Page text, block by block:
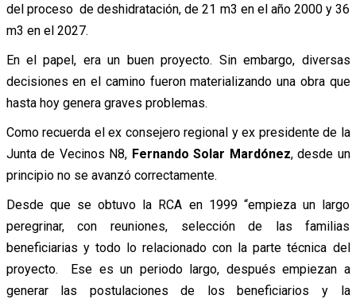
del proceso de deshidratación, de 21 m3 en el año 2000 y 36
m3 en el 2027.
En el papel, era un buen proyecto. Sin embargo, diversas
decisiones en el camino fueron materializando una obra que
hasta hoy genera graves problemas.
Como recuerda el ex consejero regional y ex presidente de la
Junta de Vecinos N8, Fernando Solar Mardónez, desde un
principio no se avanzó correctamente.
Desde que se obtuvo la RCA en 1999 “empieza un largo
peregrinar, con reuniones, selección de las familias
beneficiarias y todo lo relacionado con la parte técnica del
proyecto. Ese es un periodo largo, después empiezan a
generar las postulaciones de los beneficiarios y la